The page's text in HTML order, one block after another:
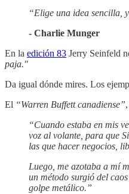
“Elige una idea sencilla,
- Charlie Munger
En la edición 83 Jerry Seinfeld
paja."
Da igual dónde mires. Los
El “Warren Buffett canadiense”,
“Cuando estaba en mis
voz al volante, para que
las que hacer negocios,
Luego, me azotaba a mí
un método surgió del
golpe metálico.”